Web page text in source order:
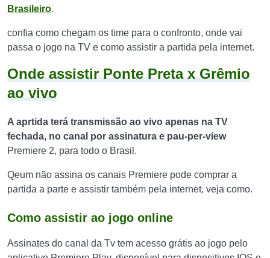
Brasileiro.
confia como chegam os time para o confronto, onde vai
passa o jogo na TV e como assistir a partida pela internet.
Onde assistir Ponte Preta x Grêmio
ao vivo
A aprtida terá transmissão ao vivo apenas na TV
fechada, no canal por assinatura e pau-per-view
Premiere 2, para todo o Brasil.
Qeum não assina os canais Premiere pode comprar a
partida a parte e assistir também pela internet, veja como.
Como assistir ao jogo online
Assinates do canal da Tv tem acesso grátis ao jogo pelo